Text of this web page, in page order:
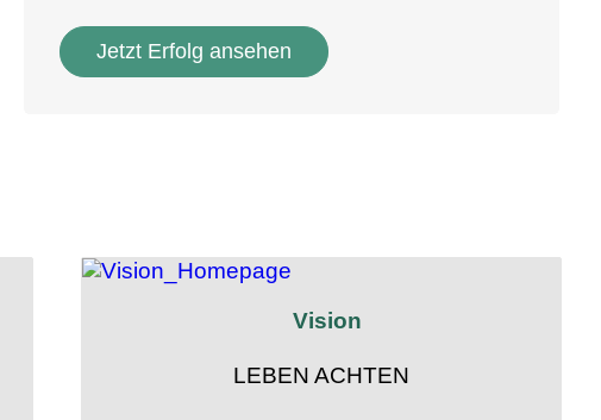
Jetzt Erfolg ansehen
Vision
LEBEN ACHTEN